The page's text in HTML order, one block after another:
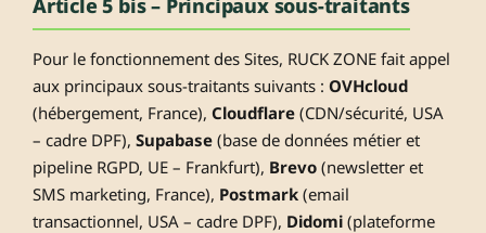
Article 5 bis – Principaux sous-traitants
Pour le fonctionnement des Sites, RUCK ZONE fait appel
aux principaux sous-traitants suivants : OVHcloud
(hébergement, France), Cloudflare (CDN/sécurité, USA
– cadre DPF), Supabase (base de données métier et
pipeline RGPD, UE – Frankfurt), Brevo (newsletter et
SMS marketing, France), Postmark (email
transactionnel, USA – cadre DPF), Didomi (plateforme